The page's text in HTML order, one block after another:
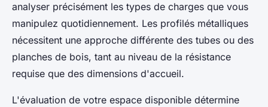
analyser précisément les types de charges que vous
manipulez quotidiennement. Les profilés métalliques
nécessitent une approche différente des tubes ou des
planches de bois, tant au niveau de la résistance
requise que des dimensions d'accueil.
L'évaluation de votre espace disponible détermine